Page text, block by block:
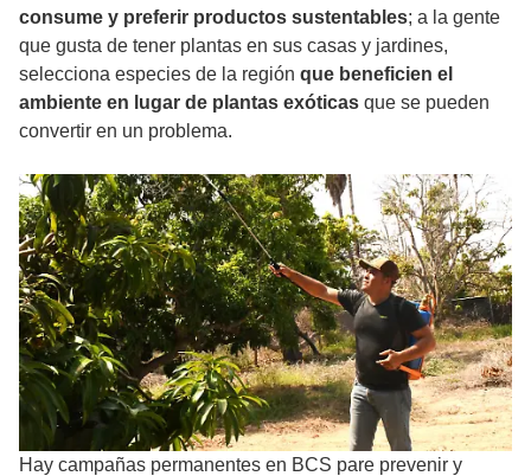
consume y preferir productos sustentables; a la gente
que gusta de tener plantas en sus casas y jardines,
selecciona especies de la región que beneficien el
ambiente en lugar de plantas exóticas que se pueden
convertir en un problema.
Hay campañas permanentes en BCS pare prevenir y